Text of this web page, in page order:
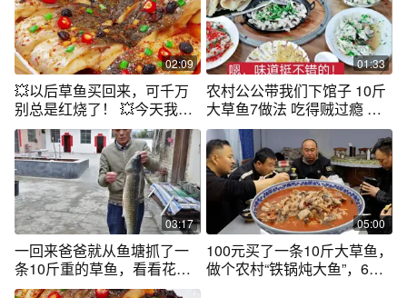
02:09
💥以后草鱼买回来，可千万
别总是红烧了！ 💥今天我就
教你一个新吃法，不仅做法
简单，味道也是超级好！#豆
豉蒸草鱼#豉汁蒸鱼腩#豉汁
蒸鱼#舌尖上的味道 #内容启
发搜索@DOU+小助手
01:33
农村公公带我们下馆子 10斤
大草鱼7做法 吃得贼过瘾 试
过这吃法？
03:17
一回来爸爸就从鱼塘抓了一
条10斤重的草鱼，看看花妹
怎样煮好吃？
05:00
100元买了一条10斤大草鱼，
做个农村“铁锅炖大鱼”，6个